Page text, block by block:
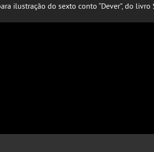
ilustração do sexto conto “Dever”, do livro